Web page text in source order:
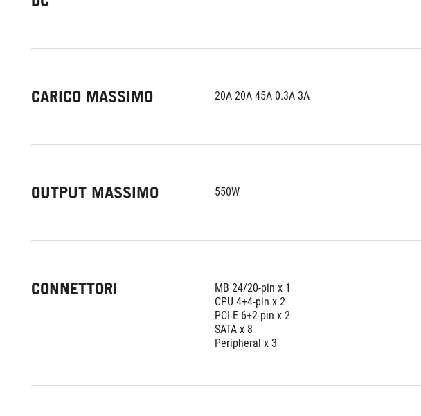
CARICO MASSIMO 20A 20A 45A 0.3A 3A
OUTPUT MASSIMO 550W
CONNETTORI
MB 24/20-pin x 1
CPU 4+4-pin x 2
PCI-E 6+2-pin x 2
SATA x 8
Peripheral x 3